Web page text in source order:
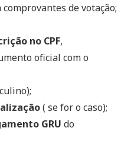
comprovantes de votação;
no CPF,
oficial com o
( se for o caso);
GRU do